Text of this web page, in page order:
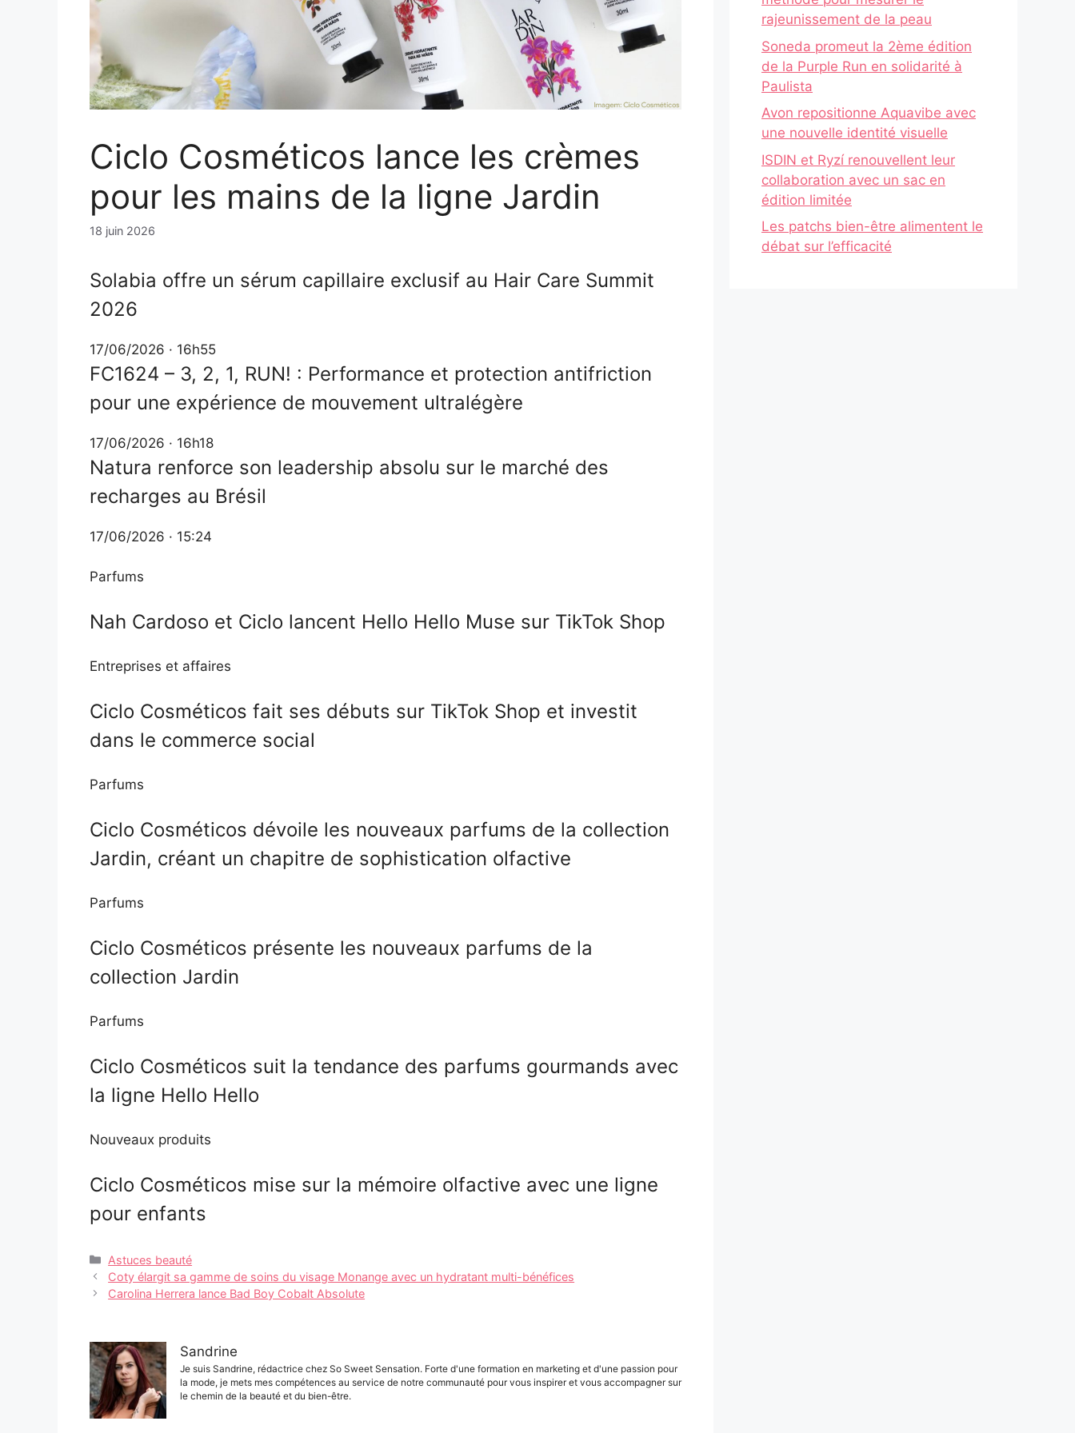
Ciclo Cosméticos lance les crèmes
pour les mains de la ligne Jardin
18 juin 2026
Solabia offre un sérum capillaire exclusif au Hair Care Summit
2026
17/06/2026 · 16h55
FC1624 – 3, 2, 1, RUN! : Performance et protection antifriction
pour une expérience de mouvement ultralégère
17/06/2026 · 16h18
Natura renforce son leadership absolu sur le marché des
recharges au Brésil
17/06/2026 · 15:24
Parfums
Nah Cardoso et Ciclo lancent Hello Hello Muse sur TikTok Shop
Entreprises et affaires
Ciclo Cosméticos fait ses débuts sur TikTok Shop et investit
dans le commerce social
Parfums
Ciclo Cosméticos dévoile les nouveaux parfums de la collection
Jardin, créant un chapitre de sophistication olfactive
Parfums
Ciclo Cosméticos présente les nouveaux parfums de la
collection Jardin
Parfums
Ciclo Cosméticos suit la tendance des parfums gourmands avec
la ligne Hello Hello
Nouveaux produits
Ciclo Cosméticos mise sur la mémoire olfactive avec une ligne
pour enfants
Catégories
Astuces beauté
Navigation
des
Coty élargit sa gamme de soins du visage Monange avec un hydratant multi-bénéfices
Carolina Herrera lance Bad Boy Cobalt Absolute
Sandrine
Je suis Sandrine, rédactrice chez So Sweet Sensation. Forte d'une formation en marketing et d'une passion pour
la mode, je mets mes compétences au service de notre communauté pour vous inspirer et vous accompagner sur
le chemin de la beauté et du bien-être.
rajeunissement de la peau
Soneda promeut la 2ème édition
de la Purple Run en solidarité à
Paulista
Avon repositionne Aquavibe avec
une nouvelle identité visuelle
ISDIN et Ryzí renouvellent leur
collaboration avec un sac en
édition limitée
Les patchs bien-être alimentent le
débat sur l’efficacité